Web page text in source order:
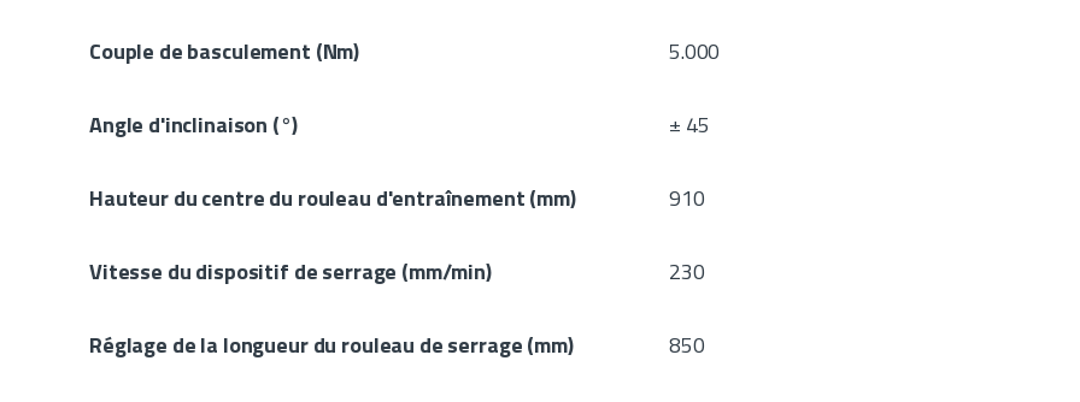
Couple de basculement (Nm) 5.000
Angle d'inclinaison (°) ± 45
Hauteur du centre du rouleau d'entraînement (mm) 910
Vitesse du dispositif de serrage (mm/min) 230
Réglage de la longueur du rouleau de serrage (mm) 850